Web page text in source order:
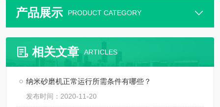
产品展示 PRODUCT CATEGORY
相关文章 ARTICLES
纳米砂磨机正常运行所需条件有哪些？
发布时间：2020-11-20